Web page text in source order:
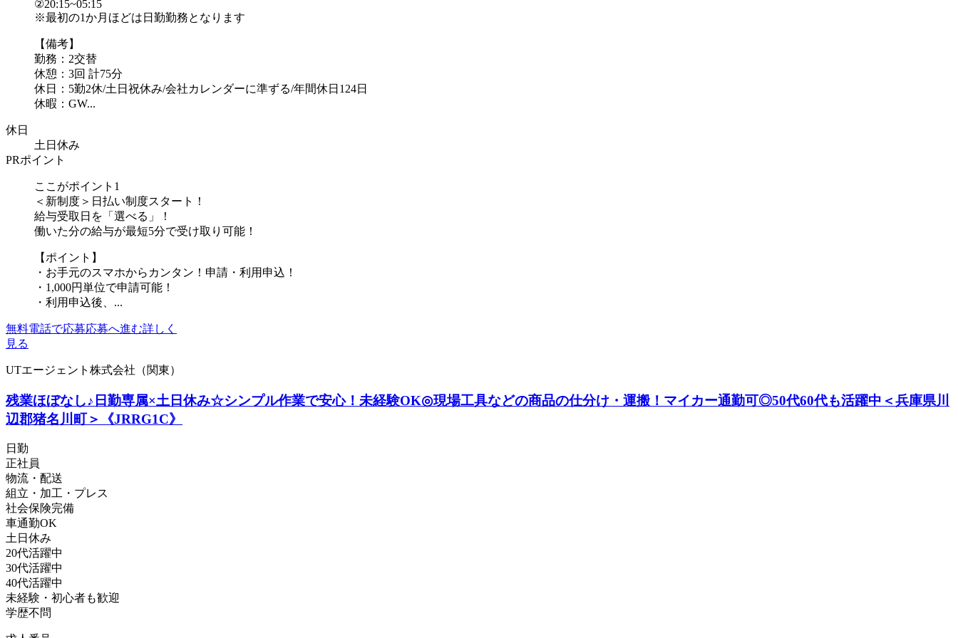
②20:15~05:15
※最初の1か月ほどは日勤勤務となります
【備考】
勤務：2交替
休憩：3回 計75分
休日：5勤2休/土日祝休み/会社カレンダーに準ずる/年間休日124日
休暇：GW...
休日
土日休み
PRポイント
ここがポイント1
＜新制度＞日払い制度スタート！
給与受取日を「選べる」！
働いた分の給与が最短5分で受け取り可能！
【ポイント】
・お手元のスマホからカンタン！申請・利用申込！
・1,000円単位で申請可能！
・利用申込後、...
無料電話で応募応募へ進む詳しく
見る
UTエージェント株式会社（関東）
残業ほぼなし♪日勤専属×土日休み☆シンプル作業で安心！未経験OK◎現場工具などの商品の仕分け・運搬！マイカー通勤可◎50代60代も活躍中＜兵庫県川
辺郡猪名川町＞《JRRG1C》
日勤
正社員
物流・配送
組立・加工・プレス
社会保険完備
車通勤OK
土日休み
20代活躍中
30代活躍中
40代活躍中
未経験・初心者も歓迎
学歴不問